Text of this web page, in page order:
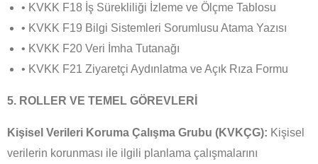
• KVKK F18 İş Sürekliliği İzleme ve Ölçme Tablosu
• KVKK F19 Bilgi Sistemleri Sorumlusu Atama Yazısı
• KVKK F20 Veri İmha Tutanağı
• KVKK F21 Ziyaretçi Aydınlatma ve Açık Rıza Formu
5. ROLLER VE TEMEL GÖREVLERİ
Kişisel Verileri Koruma Çalışma Grubu (KVKÇG): Kişisel
verilerin korunması ile ilgili planlama çalışmalarını